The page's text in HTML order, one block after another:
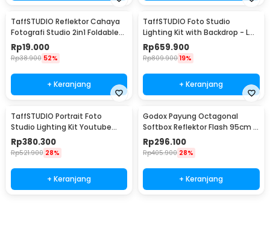
TaffSTUDIO Reflektor Cahaya
Fotografi Studio 2in1 Foldable
60cm - YE-R110
Rp19.000
Rp38.900 52%
+ Keranjang
TaffSTUDIO Foto Studio
Lighting Kit with Backdrop - LD-
TZ11A
Rp659.900
Rp809.900 19%
+ Keranjang
TaffSTUDIO Portrait Foto
Studio Lighting Kit Youtube
Vlog - LD-TZ07A
Rp380.300
Rp521.900 28%
+ Keranjang
Godox Payung Octagonal
Softbox Reflektor Flash 95cm -
SB-UBW
Rp296.100
Rp405.900 28%
+ Keranjang